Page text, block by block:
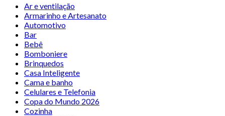
Ar e ventilação
Armarinho e Artesanato
Automotivo
Bar
Bebê
Bomboniere
Brinquedos
Casa Inteligente
Cama e banho
Celulares e Telefonia
Copa do Mundo 2026
Cozinha